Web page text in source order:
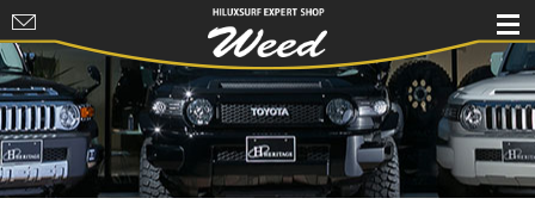
HILUXSURF
EXPERT
SHOP Weed